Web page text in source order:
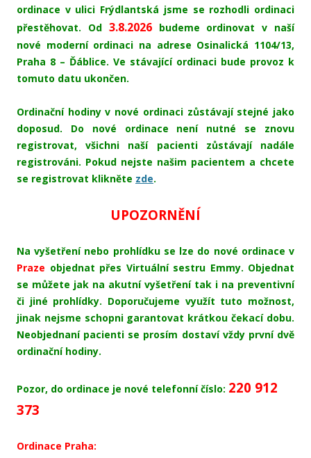
ordinace v ulici Frýdlantská jsme se rozhodli ordinaci
přestěhovat. Od 3.8.2026budeme ordinovat v naší
nové moderní ordinaci na adrese Osinalická 1104/13,
Praha 8 – Ďáblice. Ve stávající ordinaci bude provoz k
tomuto datu ukončen.
Ordinační hodiny v nové ordinaci zůstávají stejné jako
doposud. Do nové ordinace není nutné se znovu
registrovat, všichni naší pacienti zůstávají nadále
registrováni. Pokud nejste našim pacientem a chcete
se registrovat klikněte zde.
UPOZORNĚNÍ
Na vyšetření nebo prohlídku se lze do nové ordinace v
Praze objednat přes Virtuální sestru Emmy. Objednat
se můžete jak na akutní vyšetření tak i na preventivní
či jiné prohlídky. Doporučujeme využít tuto možnost,
jinak nejsme schopni garantovat krátkou čekací dobu.
Neobjednaní pacienti se prosím dostaví vždy první dvě
ordinační hodiny.
Pozor, do ordinace je nové telefonní číslo: 220 912
373
Ordinace Praha: